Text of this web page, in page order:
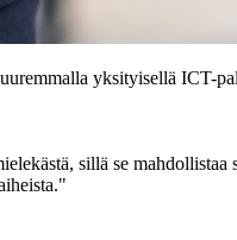
yksityisellä ICT-
sillä se mahdollistaa